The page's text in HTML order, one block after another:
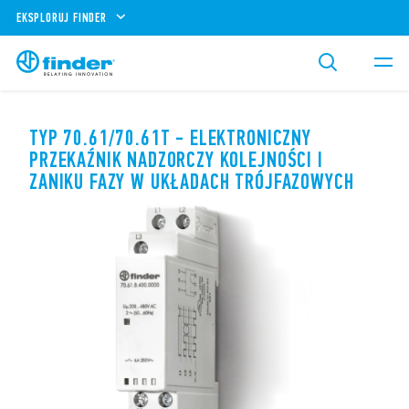
EKSPLORUJ FINDER
TYP 70.61/70.61T - ELEKTRONICZNY
PRZEKAŹNIK NADZORCZY KOLEJNOŚCI I
ZANIKU FAZY W UKŁADACH TRÓJFAZOWYCH